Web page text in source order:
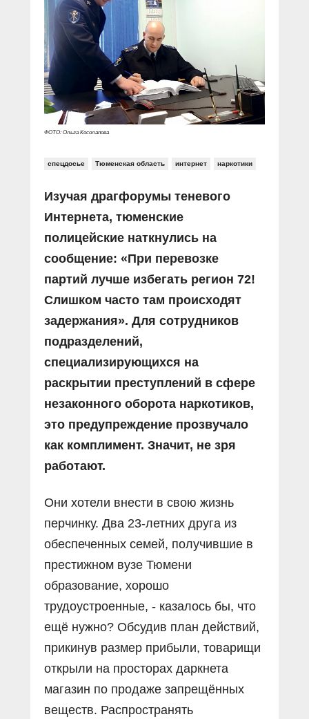
Социальные ролики
Документальные фильмы
Прямой разговор
В знании сила
Специальный репортаж
КиберПОСТОВОЙ
Газета «Щит и меч»
Журнал «Полиция России»
О ПОРТАЛЕ
Контакты
Вакансии
ФОТО: Ольга Косолапова
спецдосье Тюменская область интернет наркотики
Изучая драгфорумы теневого
Интернета, тюменские
полицейские наткнулись на
сообщение: «При перевозке
партий лучше избегать регион 72!
Слишком часто там происходят
задержания». Для сотрудников
подразделений,
специализирующихся на
раскрытии преступлений в сфере
незаконного оборота наркотиков,
это предупреждение прозвучало
как комплимент. Значит, не зря
работают.
Они хотели внести в свою жизнь
перчинку. Два 23-летних друга из
обеспеченных семей, получившие в
престижном вузе Тюмени
образование, хорошо
трудоустроенные, - казалось бы, что
ещё нужно? Обсудив план действий,
прикинув размер прибыли, товарищи
открыли на просторах даркнета
магазин по продаже запрещённых
веществ. Распространять